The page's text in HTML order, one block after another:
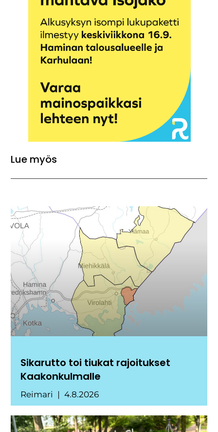
Lue myös
Sikarutto toi tiukat rajoitukset
Kaakonkulmalle
Reimari 4.8.2026